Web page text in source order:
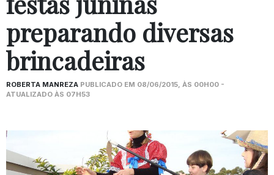
preparando diversas
brincadeiras
ROBERTA MANREZA PUBLICADO EM 08/06/2015, ÀS 00H00 -
ATUALIZADO ÀS 07H53